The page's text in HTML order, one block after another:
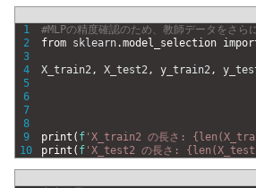
1
2
3
4
5
6
7
8
9
10
#MLPの精度確認のため、教師データをさ
from sklearn.model_selection
X_train2 , X_test2 , y_train2 ,
print ( f 'X_train2 の長さ:
print ( f 'X_test2 の長さ: